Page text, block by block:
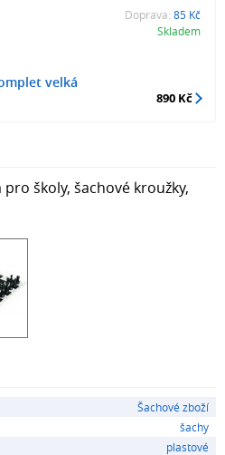
velká
Doprava: 85 Kč
Skladem
890 Kč
školy, šachové kroužky,
Šachové zboží
šachy
plastové